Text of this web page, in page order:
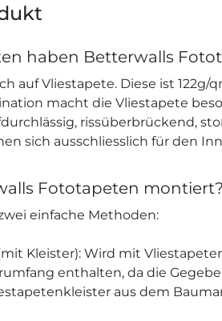
haben Betterwalls
auf Vliestapete. Diese ist
macht die Vliestapete
rissüberbrückend,
sich ausschliesslich für den
Fototapeten montiert?
einfache Methoden:
Kleister): Wird mit
enthalten, da die
aus dem